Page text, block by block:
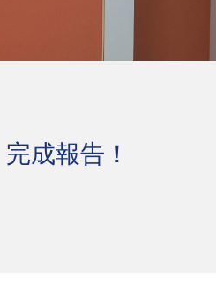
成報告！